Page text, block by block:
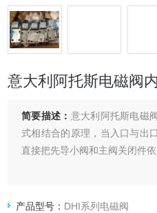
意大利阿托斯电磁阀
简要描述： 意大利阿托斯电磁
式相结合的原理，当入口与出
直接把先导小阀和主阀关闭件
产品型号： DHI系列电磁阀